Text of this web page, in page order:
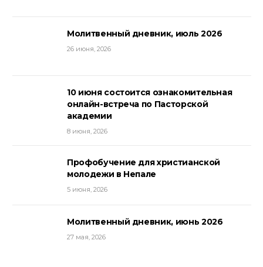
Молитвенный дневник, июль 2026
26 июня, 2026
10 июня состоится ознакомительная
онлайн-встреча по Пасторской
академии
8 июня, 2026
Профобучение для христианской
молодежи в Непале
5 июня, 2026
Молитвенный дневник, июнь 2026
27 мая, 2026